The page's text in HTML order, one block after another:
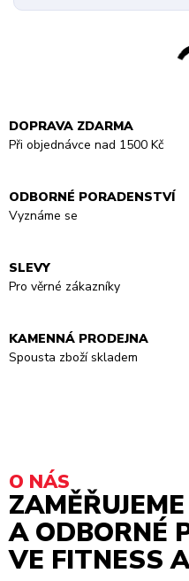
DOPRAVA ZDARMA
Při objednávce nad 1500 Kč
ODBORNÉ PORADENSTVÍ
Vyznáme se
SLEVY
Pro věrné zákazníky
KAMENNÁ PRODEJNA
Spousta zboží skladem
O NÁS
A ODBORNÉ
VE FITNESS